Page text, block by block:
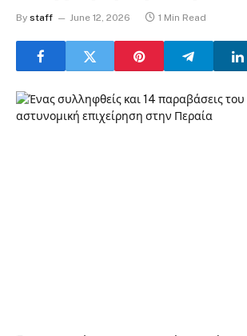
By staff June 12, 2026 1 Min Read